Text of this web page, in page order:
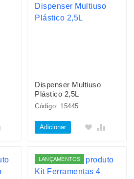
Dispenser Multiuso
Plástico 2,5L
Código: 15445
Adicionar
LANÇAMENTOS